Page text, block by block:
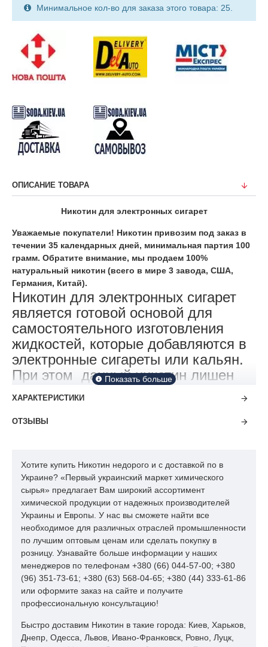
Минимальное кол-во для заказа этого товара: 25.
ОПИСАНИЕ ТОВАРА
Никотин для электронных сигарет
Уважаемые покупатели! Никотин привозим под заказ в
течении 35 календарных дней, минимальная партия 100
грамм. Обратите внимание, мы продаем 100%
натуральный никотин (всего в мире 3 завода, США,
Германия, Китай).
Никотин для электронных сигарет
является готовой основой для
самостоятельного изготовления
жидкостей, которые добавляются в
электронные сигареты или кальян.
При этом данный никотин лишен
посторонних вкусов и запахов,
ароматизатор. В частности, он
ароматизаторами, хотя в чистом
виде тоже широко используется.
Никотин для электронных сигарет
идеально подходит большинству
курящих и бросающих курить. Его
консистенция и количество
подобрано в такой мере, чтобы не
испытывать никотиновый голод.
Более того, он помогает глубже
раскрыть вкус добавочных
ароматизаторов. Никотин для
ХАРАКТЕРИСТИКИ
ОТЗЫВЫ
Хотите купить Никотин недорого и с доставкой по в
Украине? «Первый украинский маркет химического
сырья» предлагает Вам широкий ассортимент
химической продукции от надежных производителей
Украины и Европы. У нас вы сможете найти все
необходимое для различных отраслей промышленности
по лучшим оптовым ценам или сделать покупку в
розницу. Узнавайте больше информации у наших
менеджеров по телефонам +380 (66) 044-57-00; +380
(96) 351-73-61; +380 (63) 568-04-65; +380 (44) 333-61-86
или оформите заказ на сайте и получите
профессиональную консультацию!
Быстро доставим Никотин в такие города: Киев, Харьков,
Днепр, Одесса, Львов, Ивано-Франковск, Ровно, Луцк,